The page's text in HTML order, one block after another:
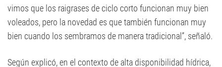
vimos que los raigrases de ciclo corto funcionan muy bien
voleados, pero la novedad es que también funcionan muy
bien cuando los sembramos de manera tradicional”, señaló.
Según explicó, en el contexto de alta disponibilidad hídrica,